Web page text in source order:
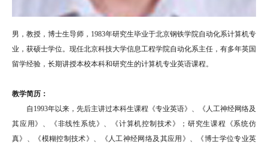
男，教授，博士生导师，1983年研究生毕业于北京钢铁学院自动化系计算机专
业，获硕士学位。现任北京科技大学信息工程学院自动化系主任，有多年英国
留学经验，长期讲授本校本科和研究生的计算机专业英语课程。
教学简历：
自1993年以来，先后主讲过本科生课程《专业英语》、《人工神经网络及
其应用》、《非线性系统》、《计算机控制技术》；研究生课程《系统仿
真》、《模糊控制技术》、《人工神经网络及其应用》、《博士学位专业英